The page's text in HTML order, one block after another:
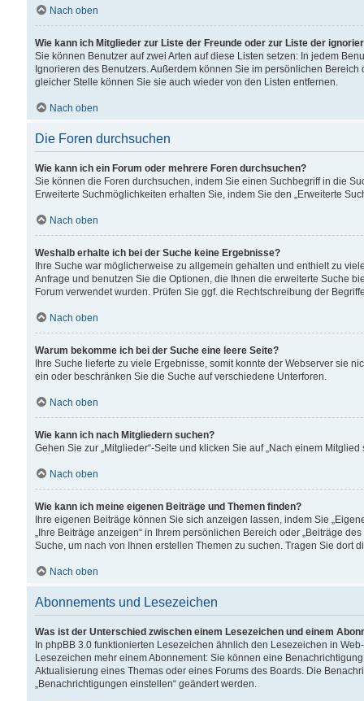
Nach oben
Wie kann ich Mitglieder zur Liste der Freunde oder zur Liste der
Sie können Benutzer auf zwei Arten auf diese Listen setzen: In jedem
Ignorieren des Benutzers. Außerdem können Sie im persönlichen
gleicher Stelle können Sie sie auch wieder von den Listen entfernen.
Nach oben
Die Foren durchsuchen
Wie kann ich ein Forum oder mehrere Foren durchsuchen?
Sie können die Foren durchsuchen, indem Sie einen Suchbegriff in die
Erweiterte Suchmöglichkeiten erhalten Sie, indem Sie den „Erweiterte
Nach oben
Weshalb erhalte ich bei der Suche keine Ergebnisse?
Ihre Suche war möglicherweise zu allgemein gehalten und enthielt zu
Anfrage und benutzen Sie die Optionen, die Ihnen die erweiterte Suche
Forum verwendet wurden. Prüfen Sie ggf. die Rechtschreibung der
Nach oben
Warum bekomme ich bei der Suche eine leere Seite?
Ihre Suche lieferte zu viele Ergebnisse, somit konnte der Webserver sie
ein oder beschränken Sie die Suche auf verschiedene Unterforen.
Nach oben
Wie kann ich nach Mitgliedern suchen?
Gehen Sie zur „Mitglieder“-Seite und klicken Sie auf „Nach einem Mitglied
Nach oben
Wie kann ich meine eigenen Beiträge und Themen finden?
Ihre eigenen Beiträge können Sie sich anzeigen lassen, indem Sie
„Ihre Beiträge anzeigen“ in Ihrem persönlichen Bereich oder „Beiträge
Suche, um nach von Ihnen erstellen Themen zu suchen. Tragen Sie dort
Nach oben
Abonnements und Lesezeichen
Was ist der Unterschied zwischen einem Lesezeichen und einem
In phpBB 3.0 funktionierten Lesezeichen ähnlich den Lesezeichen in
Lesezeichen mehr einem Abonnement: Sie können eine
Aktualisierung eines Themas oder eines Forums des Boards. Die
„Benachrichtigungen einstellen“ geändert werden.